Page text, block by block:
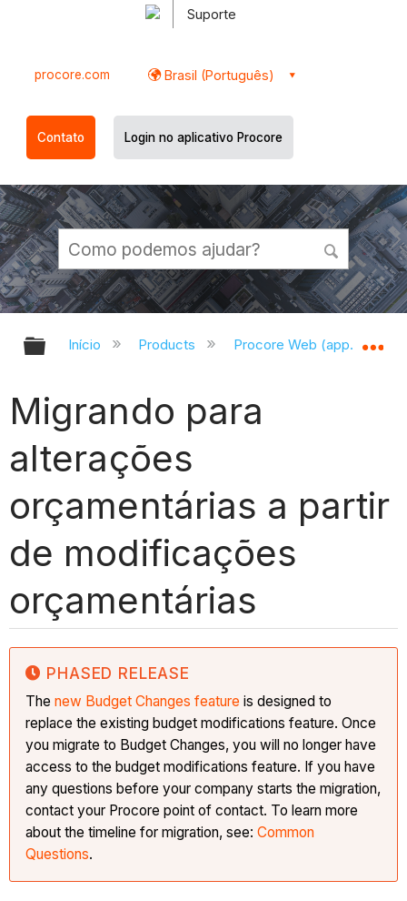
Suporte
procore.com Brasil (Português)
Contato Login no aplicativo Procore
Expandir/recolher hierarquia
Início Products Procore Web
Migrando para
alterações
orçamentárias a partir
de modificações
orçamentárias
PHASED RELEASE
Thenew Budget Changes feature is designed to
replace the existing budget modifications feature. Once
you migrate to Budget Changes, you will no longer have
access to the budget modifications feature. If you have
any questions before your company starts the migration,
contact your Procore point of contact. To learn more
about the timeline for migration, see:Common
Questions.